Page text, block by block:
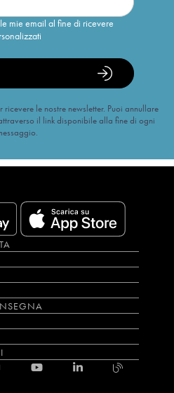
mie email al fine di ricevere
le nostre newsletter. Puoi annullare
il link disponibile alla fine di ogni